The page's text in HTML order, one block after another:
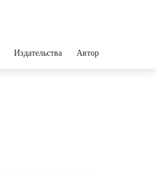
Издательства Авторы